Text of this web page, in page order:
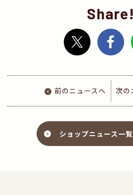
Share!
前のニュースへ 次の
ショップニュース一